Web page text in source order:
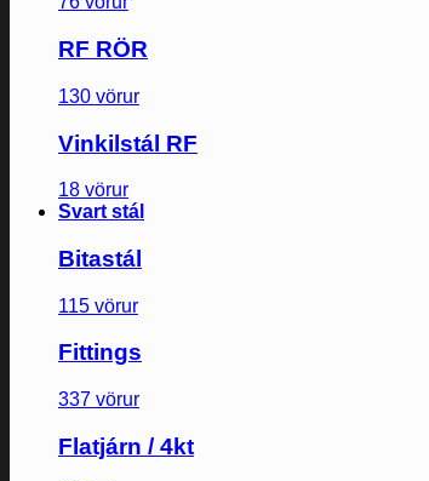
RF RÖR
130 vörur
Vinkilstál RF
18 vörur
Svart stál
Bitastál
115 vörur
Fittings
337 vörur
Flatjárn / 4kt